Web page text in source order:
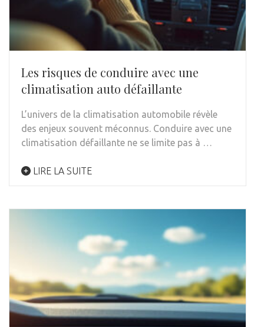
Les risques de conduire avec une
climatisation auto défaillante
L’univers de la climatisation automobile révèle
des enjeux souvent méconnus. Conduire avec une
climatisation défaillante ne se limite pas à …
LIRE LA SUITE